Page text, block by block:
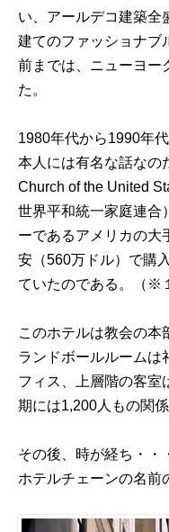
い、アールデコ建築全
建てのファッショナブ
前までは、ニューヨー
た。
1980年代から1990年
本人には有名な話なの
Church of the United
世界平和統一家庭連合
ーであるアメリカの大
安（560万ドル）で購
ていたのである。（※
このホテルは教会の本
ランドボールルームは
フィス、上層階の客室
期には1,200人もの関
その後、時が経ち・・
ホテルチェーンの名前